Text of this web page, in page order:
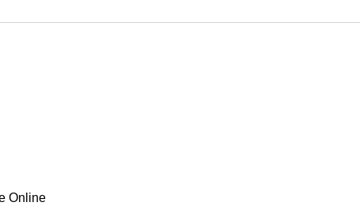
到這種太陽，不把許久不見天日的衣物拿去頂樓曬就太說
床單的機會有限阿。
愛的兔兔娃娃丟下去洗澡；接著就帶鴨鴨去市場，準備買些
Online